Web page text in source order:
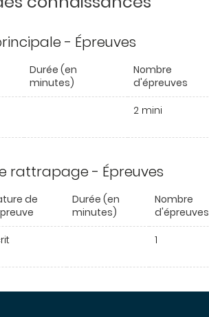
- Épreuves
Durée (en
minutes)
Nombre
d'épreuves
2 mini
rattrapage - Épreuves
de
Durée (en
minutes)
Nombre
d'épreuves
1